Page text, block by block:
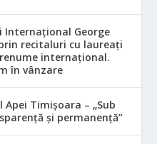
Internațional George
recitaluri cu laureați
internațional.
în vânzare
Timișoara – „Sub
și permanență”